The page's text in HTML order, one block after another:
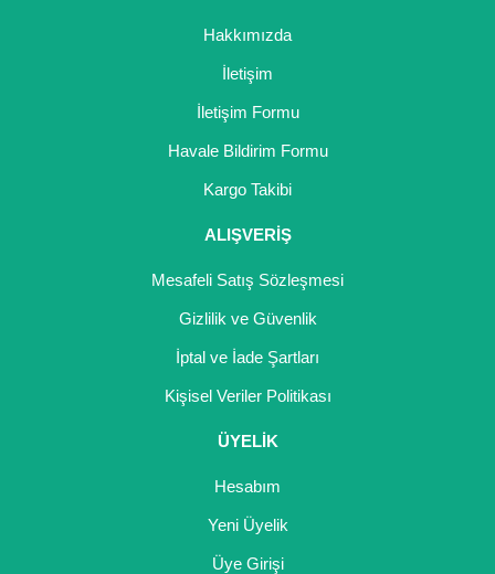
Hakkımızda
İletişim
İletişim Formu
Havale Bildirim Formu
Kargo Takibi
ALIŞVERİŞ
Mesafeli Satış Sözleşmesi
Gizlilik ve Güvenlik
İptal ve İade Şartları
Kişisel Veriler Politikası
ÜYELİK
Hesabım
Yeni Üyelik
Üye Girişi